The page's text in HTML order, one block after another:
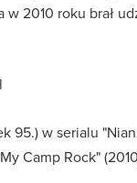
2010 roku brał
95.) w serialu
Camp Rock"